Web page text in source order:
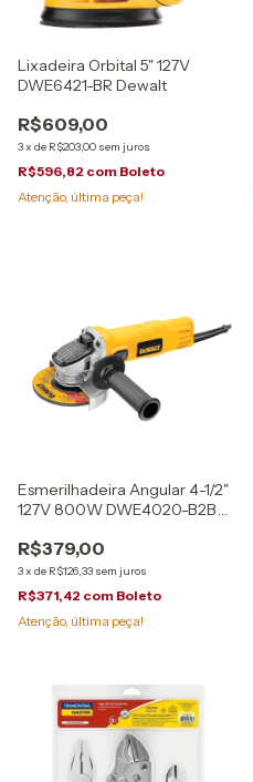
Lixadeira Orbital 5" 127V
DWE6421-BR Dewalt
R$609,00
3x de R$203,00 sem juros
R$596,82 com Boleto
Atenção, última peça!
Esmerilhadeira Angular 4-1/2"
127V 800W DWE4020-B2B
R$379,00
3x de R$126,33 sem juros
R$371,42 com Boleto
Atenção, última peça!